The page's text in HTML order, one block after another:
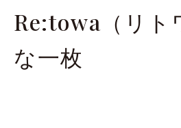
Re:towa（リト
な一枚